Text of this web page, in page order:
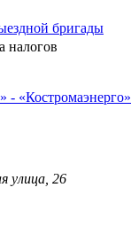
бригады
налогов
«Костромаэнерго»
улица, 26